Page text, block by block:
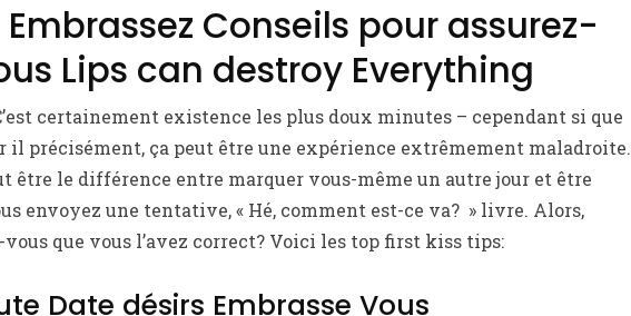
Conseils pour assurez-
Lips can destroy Everything
certainement existence les plus doux minutes – cependant si que
il précisément, ça peut être une expérience extrêmement maladroite.
être le différence entre marquer vous-même un autre jour et être
envoyez une tentative, « Hé, comment est-ce va? » livre. Alors,
que vous l’avez correct? Voici les top first kiss tips:
Date désirs Embrasse Vous